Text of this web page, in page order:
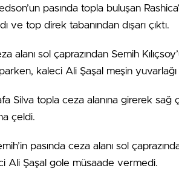
pasında topla buluşan
ve top direk tabanından dışarı çıktı.
alanı sol çaprazından Semih
kaleci Ali Şaşal meşin
Silva topla ceza alanına girerek sağ
çeldi.
pasında ceza alanı sol
Ali Şaşal gole müsaade vermedi.